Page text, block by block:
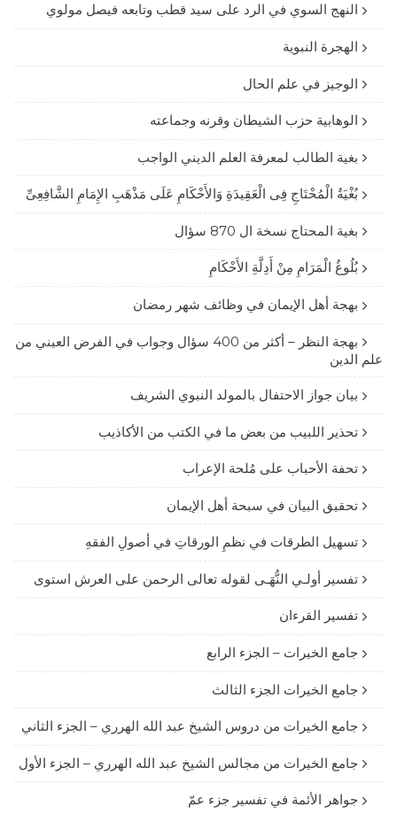
النهج السوي في الرد على سيد قطب وتابعه فيصل مولوي
الهجرة النبوية
الوجيز في علم الحال
الوهابية حزب الشيطان وقرنه وجماعته
بغية الطالب لمعرفة العلم الديني الواجب
بُغْيَةُ الْمُحْتَاجِ فِى الْعَقِيدَةِ وَالأَحْكَامِ عَلَى مَذْهَبِ الإِمَامِ الشَّافِعِىِّ
بغية المحتاج نسخة ال 870 سؤال
بُلُوغُ الْمَرَامِ مِنْ أَدِلَّةِ الأَحْكَامِ
بهجة أهل الإيمان في وظائف شهر رمضان
بهجة النظر – أكثر من 400 سؤال وجواب في الفرض العيني من
علم الدين
بيان جواز الاحتفال بالمولد النبوي الشريف
تحذير اللبيب من بعض ما في الكتب من الأكاذيب
تحفة الأحباب على مُلحة الإعراب
تحقيق البيان في سبحة أهل الإيمان
تسهيل الطرقات في نظمِ الورقاتِ في أصولِ الفقهِ
تفسير أولـي النُّهَـى لقوله تعالى الرحمن على العرش استوى
تفسير القرءان
جامع الخيرات – الجزء الرابع
جامع الخيرات الجزء الثالث
جامع الخيرات من دروس الشيخ عبد الله الهرري – الجزء الثاني
جامع الخيرات من مجالس الشيخ عبد الله الهرري – الجزء الأول
جواهر الأئمة في تفسير جزء عمّ